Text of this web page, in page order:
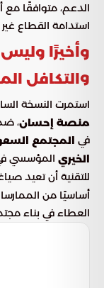
استدامة القطاع
وأخيرًا
والتكافل
استمرت النسخة
منصة إحسان،
في المجتمع
الخيري المؤسسي
للتقنية أن تعيد
أساسيًا من
العطاء في بناء